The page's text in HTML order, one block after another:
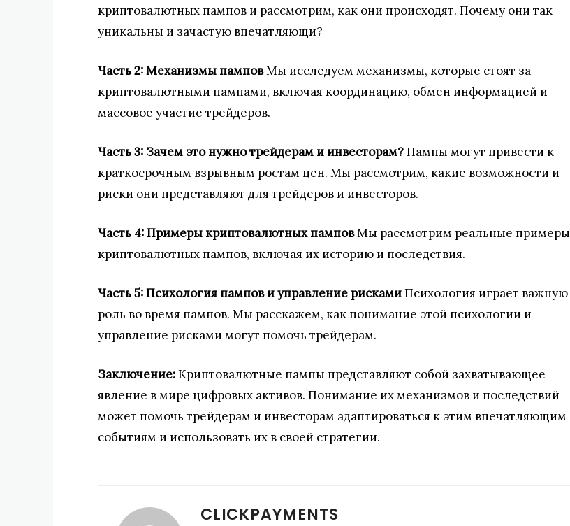
криптовалютных пампов и рассмотрим, как они происходят. Почему они так
уникальны и зачастую впечатляющи?
Часть 2: Механизмы памповМы исследуем механизмы, которые стоят за
криптовалютными пампами, включая координацию, обмен информацией и
массовое участие трейдеров.
Часть 3: Зачем это нужно трейдерам и инвесторам?Пампы могут привести к
краткосрочным взрывным ростам цен. Мы рассмотрим, какие возможности и
риски они представляют для трейдеров и инвесторов.
Часть 4: Примеры криптовалютных памповМы рассмотрим реальные примеры
криптовалютных пампов, включая их историю и последствия.
Часть 5: Психология пампов и управление рискамиПсихология играет важную
роль во время пампов. Мы расскажем, как понимание этой психологии и
управление рисками могут помочь трейдерам.
Заключение:Криптовалютные пампы представляют собой захватывающее
явление в мире цифровых активов. Понимание их механизмов и последствий
может помочь трейдерам и инвесторам адаптироваться к этим впечатляющим
событиям и использовать их в своей стратегии.
CLICKPAYMENTS